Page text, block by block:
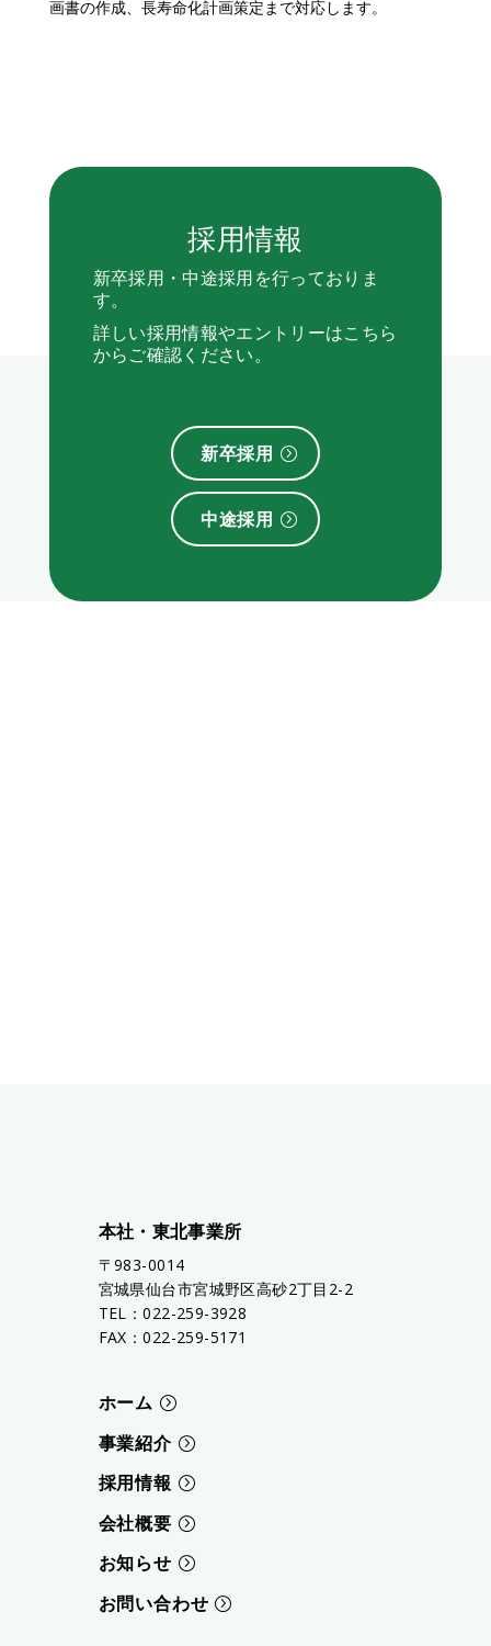
画書の作成、長寿命化計画策定まで対応します。
採用情報
新卒採用・中途採用を行っておりま
す。
詳しい採用情報やエントリーはこちら
からご確認ください。
新卒採用
中途採用
本社・東北事業所
〒983-0014
宮城県仙台市宮城野区高砂2丁目2-2
TEL：022-259-3928
FAX：022-259-5171
ホーム
事業紹介
採用情報
会社概要
お知らせ
お問い合わせ